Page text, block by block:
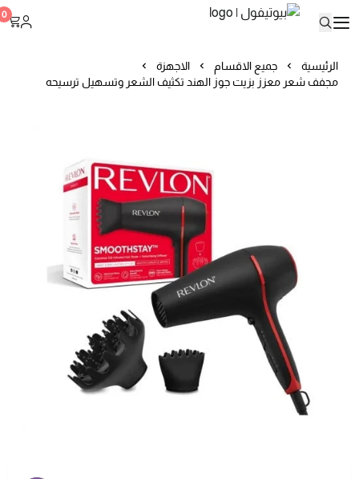
0
الرئيسية جميع الاقسام
الاجهزة
مجفف شعر معزز بزيت جوز الهند تكثيف الشعر وتسهيل ترسيحه